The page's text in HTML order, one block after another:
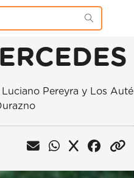
Pereyra y Los